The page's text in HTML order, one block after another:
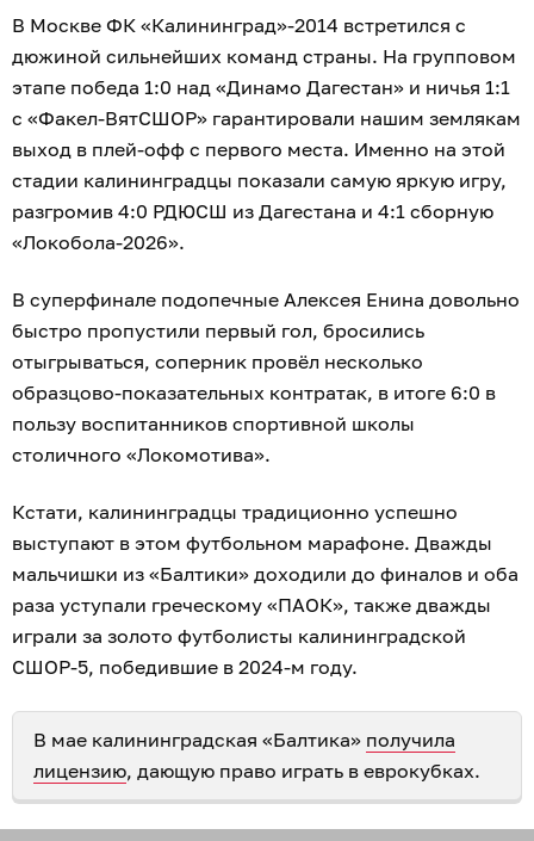
В Москве ФК «Калининград»-2014 встретился с
дюжиной сильнейших команд страны. На групповом
этапе победа 1:0 над «Динамо Дагестан» и ничья 1:1
с «Факел-ВятСШОР» гарантировали нашим землякам
выход в плей-офф с первого места. Именно на этой
стадии калининградцы показали самую яркую игру,
разгромив 4:0 РДЮСШ из Дагестана и 4:1 сборную
«Локобола-2026».
В суперфинале подопечные Алексея Енина довольно
быстро пропустили первый гол, бросились
отыгрываться, соперник провёл несколько
образцово-показательных контратак, в итоге 6:0 в
пользу воспитанников спортивной школы
столичного «Локомотива».
Кстати, калининградцы традиционно успешно
выступают в этом футбольном марафоне. Дважды
мальчишки из «Балтики» доходили до финалов и оба
раза уступали греческому «ПАОК», также дважды
играли за золото футболисты калининградской
СШОР-5, победившие в 2024-м году.
В мае калининградская «Балтика» получила
лицензию, дающую право играть в еврокубках.